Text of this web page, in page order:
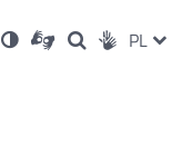
Ustawienia
Wersja
kontrastowa
Dla
niesłyszących
OtwórzOtwórz
w
Otwórz
w
Social PL